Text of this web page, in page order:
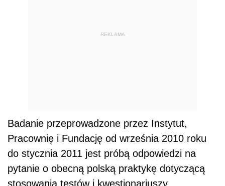
REKLAMA
Badanie przeprowadzone przez Instytut,
Pracownię i Fundację od września 2010 roku
do stycznia 2011 jest próbą odpowiedzi na
pytanie o obecną polską praktykę dotyczącą
stosowania testów i kwestionariuszy